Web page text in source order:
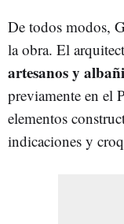
De todos modos,
la obra. El
artesanos y
previamente en el
elementos
indicaciones y